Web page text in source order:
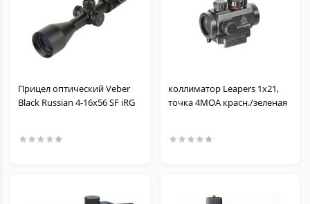
Прицел оптический Veber
Black Russian 4-16x56 SF iRG
коллиматор Leapers 1х21,
точка 4MOA красн./зеленая